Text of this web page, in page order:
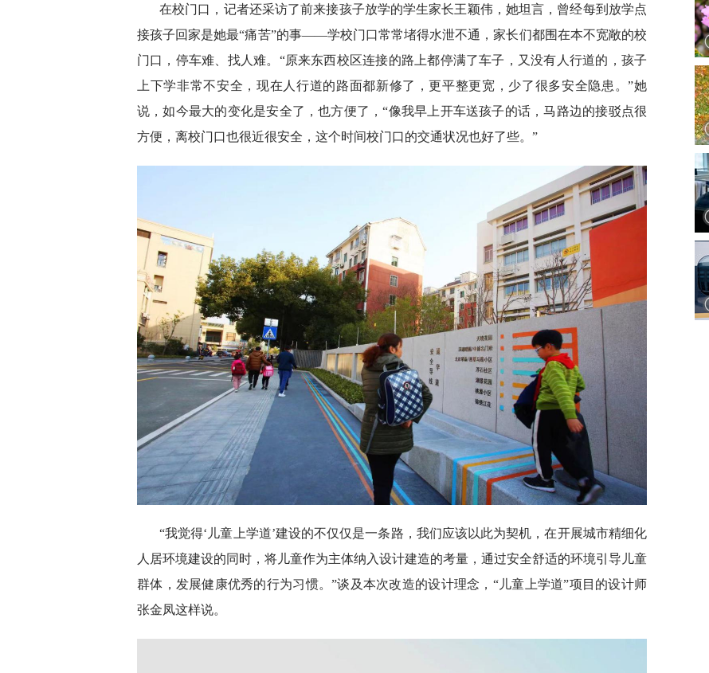
在校门口，记者还采访了前来接孩子放学的学生家长王颖伟，她坦言，曾经每到放学点
接孩子回家是她最“痛苦”的事——学校门口常常堵得水泄不通，家长们都围在本不宽敞的校
门口，停车难、找人难。“原来东西校区连接的路上都停满了车子，又没有人行道的，孩子
上下学非常不安全，现在人行道的路面都新修了，更平整更宽，少了很多安全隐患。”她
说，如今最大的变化是安全了，也方便了，“像我早上开车送孩子的话，马路边的接驳点很
方便，离校门口也很近很安全，这个时间校门口的交通状况也好了些。”
“我觉得‘儿童上学道’建设的不仅仅是一条路，我们应该以此为契机，在开展城市精细化
人居环境建设的同时，将儿童作为主体纳入设计建造的考量，通过安全舒适的环境引导儿童
群体，发展健康优秀的行为习惯。”谈及本次改造的设计理念，“儿童上学道”项目的设计师
张金凤这样说。